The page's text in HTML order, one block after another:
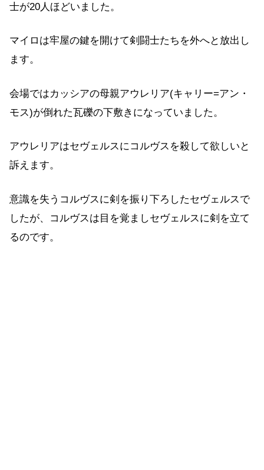
士が20人ほどいました。
マイロは牢屋の鍵を開けて剣闘士たちを外へと放出し
ます。
会場ではカッシアの母親アウレリア(キャリー=アン・
モス)が倒れた瓦礫の下敷きになっていました。
アウレリアはセヴェルスにコルヴスを殺して欲しいと
訴えます。
意識を失うコルヴスに剣を振り下ろしたセヴェルスで
したが、コルヴスは目を覚ましセヴェルスに剣を立て
るのです。